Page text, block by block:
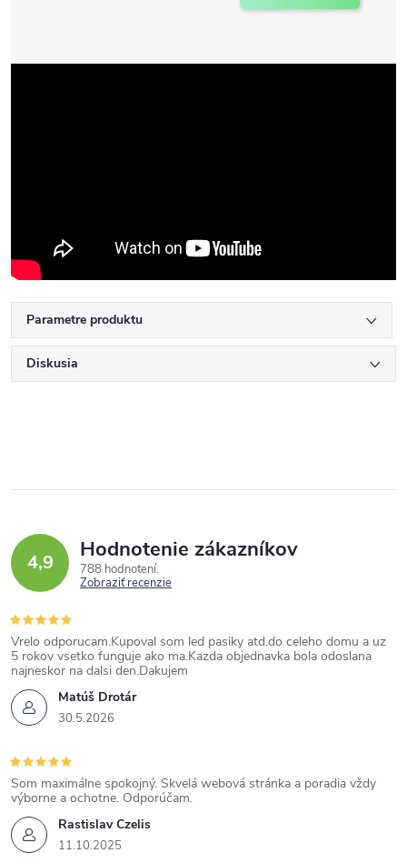
Parametre produktu
Diskusia
4,9 Hodnotenie zákazníkov
788 hodnotení
Zobraziť recenzie
Matúš Drotár
30.5.2026
Vrelo odporucam.Kupoval som led pasiky atd.do celeho domu a uz
5 rokov vsetko funguje ako ma.Kazda objednavka bola odoslana
najneskor na dalsi den.Dakujem
Rastislav Czelis
11.10.2025
Som maximálne spokojný. Skvelá webová stránka a poradia vždy
výborne a ochotne. Odporúčam.